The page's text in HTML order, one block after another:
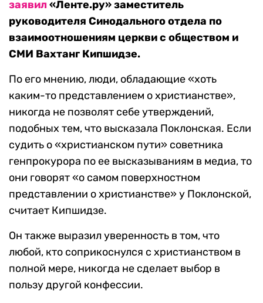
заявил«Ленте.ру» заместитель
руководителя Синодального отдела по
взаимоотношениям церкви с обществом и
СМИ Вахтанг Кипшидзе.
По его мнению, люди, обладающие «хоть
каким-то представлением о христианстве»,
никогда не позволят себе утверждений,
подобных тем, что высказала Поклонская. Если
судить о «христианском пути» советника
генпрокурора по ее высказываниям в медиа, то
они говорят «о самом поверхностном
представлении о христианстве» у Поклонской,
считает Кипшидзе.
Он также выразил уверенность в том, что
любой, кто соприкоснулся с христианством в
полной мере, никогда не сделает выбор в
пользу другой конфессии.